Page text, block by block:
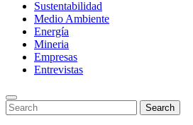
Sustentabilidad
Medio Ambiente
Energía
Mineria
Empresas
Entrevistas
Enter
Keyword
Search
for:
Search
Search